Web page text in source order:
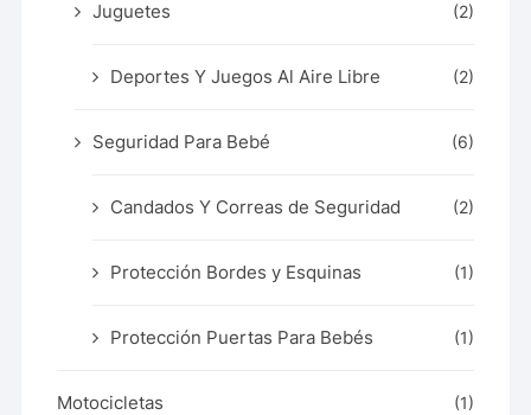
Juguetes (2)
Deportes Y Juegos Al Aire Libre (2)
Seguridad Para Bebé (6)
Candados Y Correas de Seguridad (2)
Protección Bordes y Esquinas (1)
Protección Puertas Para Bebés (1)
Motocicletas (1)